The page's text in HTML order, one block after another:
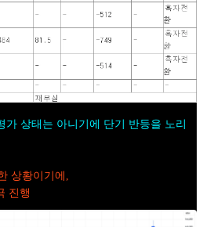
상태는 아니기에 단기 반등을 노리
상황이기에,
진행